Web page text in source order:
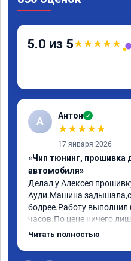
5.0 из 5★★★★★
А Антон ✓
★★★★★
17 января 2026
«Чип тюнинг, прошивка
автомобиля»
Делал у Алексея
Ауди.Машина
бодрее.Работу выполнил
часов.По цене ничего
как договаривались
Читать полностью